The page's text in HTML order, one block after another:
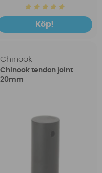
Köp!
Chinook
Chinook tendon joint
20mm